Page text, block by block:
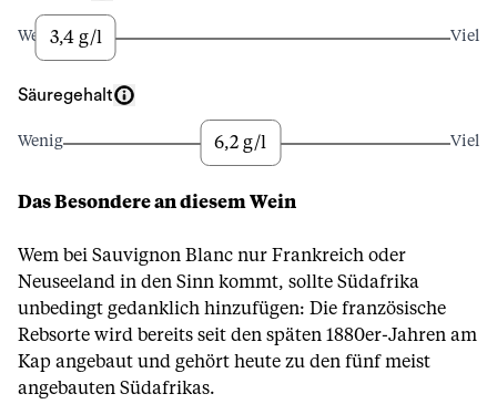
Wenig3,4 g/l Viel
Säuregehalt
Wenig 6,2 g/l Viel
Das Besondere an diesem Wein
Wem bei Sauvignon Blanc nur Frankreich oder
Neuseeland in den Sinn kommt, sollte Südafrika
unbedingt gedanklich hinzufügen: Die französische
Rebsorte wird bereits seit den späten 1880er-Jahren am
Kap angebaut und gehört heute zu den fünf meist
angebauten Südafrikas.